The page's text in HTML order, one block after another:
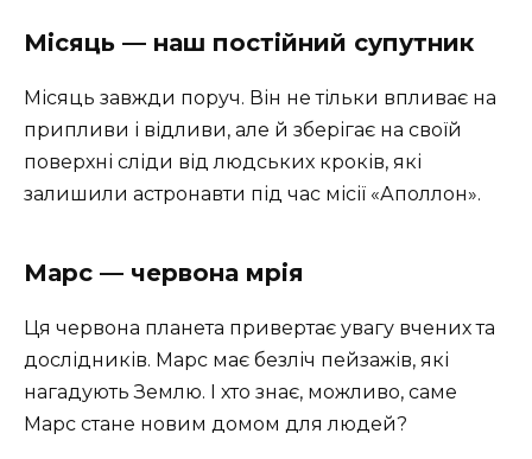
Місяць — наш постійний супутник
Місяць завжди поруч. Він не тільки впливає на
припливи і відливи, але й зберігає на своїй
поверхні сліди від людських кроків, які
залишили астронавти під час місії «Аполлон».
Марс — червона мрія
Ця червона планета привертає увагу вчених та
дослідників. Марс має безліч пейзажів, які
нагадують Землю. І хто знає, можливо, саме
Марс стане новим домом для людей?